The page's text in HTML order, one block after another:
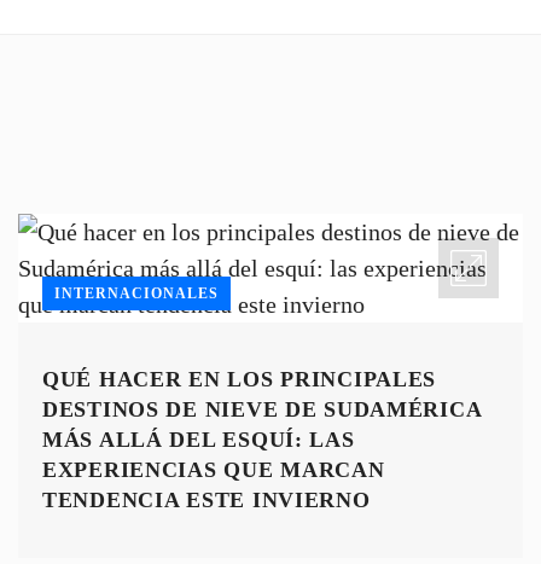
INTERNACIONALES
QUÉ HACER EN LOS PRINCIPALES
DESTINOS DE NIEVE DE SUDAMÉRICA
MÁS ALLÁ DEL ESQUÍ: LAS
EXPERIENCIAS QUE MARCAN
TENDENCIA ESTE INVIERNO